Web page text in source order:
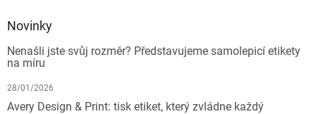
Novinky
Nenašli jste svůj rozměr? Představujeme samolepicí etikety
na míru
28/01/2026
Avery Design & Print: tisk etiket, který zvládne každý